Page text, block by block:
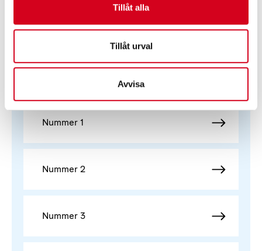
Tillåt alla
Tillåt urval
Avvisa
Reflex 2019 (Årgång 35)
Nummer 1
Nummer 2
Nummer 3